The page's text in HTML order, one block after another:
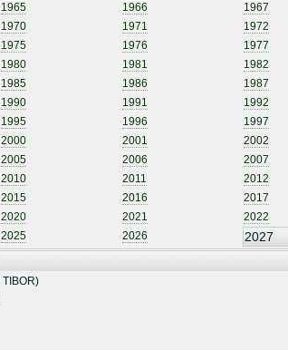
1965 1966 1967
1970 1971 1972
1975 1976 1977
1980 1981 1982
1985 1986 1987
1990 1991 1992
1995 1996 1997
2000 2001 2002
2005 2006 2007
2010 2011 2012
2015 2016 2017
2020 2021 2022
2025 2026 2027
TIBOR)